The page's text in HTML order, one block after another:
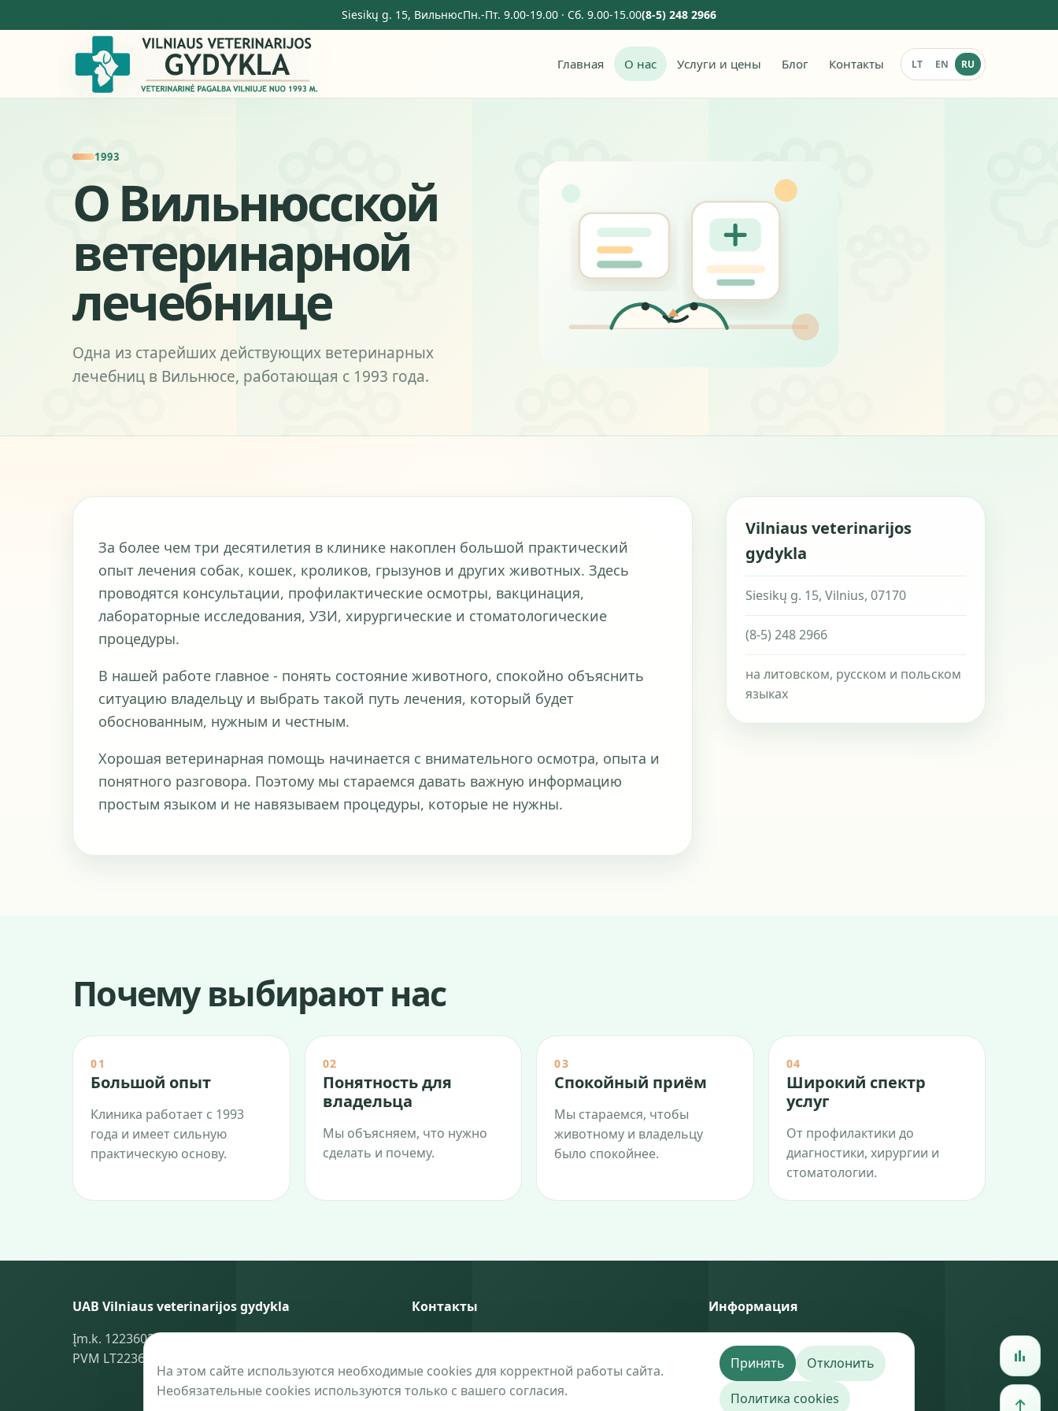
Siesikų g. 15, ВильнюсПн.-Пт. 9.00-19.00 · Сб. 9.00-15.00(8-5) 248 2966
Главная О нас Услуги и цены Блог Контакты LT EN RU
1993
О Вильнюсской
ветеринарной
лечебнице
Одна из старейших действующих ветеринарных
лечебниц в Вильнюсе, работающая с 1993 года.
За более чем три десятилетия в клинике накоплен большой практический
опыт лечения собак, кошек, кроликов, грызунов и других животных. Здесь
проводятся консультации, профилактические осмотры, вакцинация,
лабораторные исследования, УЗИ, хирургические и стоматологические
процедуры.
В нашей работе главное - понять состояние животного, спокойно объяснить
ситуацию владельцу и выбрать такой путь лечения, который будет
обоснованным, нужным и честным.
Хорошая ветеринарная помощь начинается с внимательного осмотра, опыта и
понятного разговора. Поэтому мы стараемся давать важную информацию
простым языком и не навязываем процедуры, которые не нужны.
Vilniaus veterinarijos
gydykla
Siesikų g. 15, Vilnius, 07170
(8-5) 248 2966
на литовском, русском и польском
языках
Почему выбирают нас
01
Большой опыт
Клиника работает с 1993
года и имеет сильную
практическую основу.
02
Понятность для
владельца
Мы объясняем, что нужно
сделать и почему.
03
Спокойный приём
Мы стараемся, чтобы
животному и владельцу
было спокойнее.
04
Широкий спектр
услуг
От профилактики до
диагностики, хирургии и
стоматологии.
UAB Vilniaus veterinarijos gydykla
Įm.k. 122360240
PVM LT223602418
Контакты
Siesikų g. 15, Vilnius, 07170
info@vilnius.vet
Информация
Политика конфиденциальности
Политика cookies
Поддержка сайта — BaoGroup.eu
На этом сайте используются необходимые cookies для корректной работы сайта.
Необязательные cookies используются только с вашего согласия.
Принять Отклонить
Политика cookies